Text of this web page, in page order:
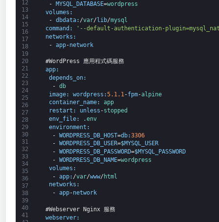
12
13
14
15
16
17
18
19
20
21
22
23
24
25
26
27
28
29
30
31
32
33
34
35
36
37
38
39
40
41
- MYSQL_DATABASE=wordpress
volumes :
- dbdata: /var/ lib/mysql
command :
'--default-authentication-
networks :
- app-network
#WordPress 應用程式碼服務
app:
depends_on:
- db
image: wordpress :5.1.1 -fpm-alpine
container_name:
app
restart : unless -stopped
env_file: .env
environment :
- WORDPRESS_DB_HOST=db:3306
- WORDPRESS_DB_USER=$MYSQL_USER
- WORDPRESS_DB_PASSWORD=$MYSQL_PASSWORD
- WORDPRESS_DB_NAME=wordpress
volumes :
- app: /var/www/ html
networks :
- app-network
#Webserver Nginx 服務
webserver: